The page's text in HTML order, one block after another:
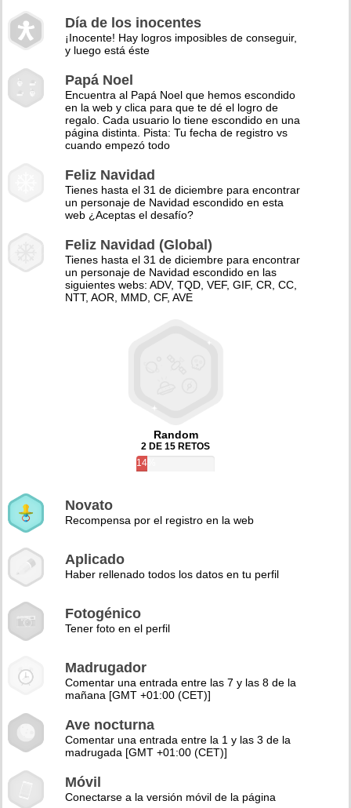
Día de los inocentes
¡Inocente! Hay logros imposibles de conseguir,
y luego está éste
Papá Noel
Encuentra al Papá Noel que hemos escondido
en la web y clica para que te dé el logro de
regalo. Cada usuario lo tiene escondido en una
página distinta. Pista: Tu fecha de registro vs
cuando empezó todo
Feliz Navidad
Tienes hasta el 31 de diciembre para encontrar
un personaje de Navidad escondido en esta
web ¿Aceptas el desafío?
Feliz Navidad (Global)
Tienes hasta el 31 de diciembre para encontrar
un personaje de Navidad escondido en las
siguientes webs: ADV, TQD, VEF, GIF, CR, CC,
NTT, AOR, MMD, CF, AVE
Random
2 DE 15 RETOS
14%
Novato
Recompensa por el registro en la web
Aplicado
Haber rellenado todos los datos en tu perfil
Fotogénico
Tener foto en el perfil
Madrugador
Comentar una entrada entre las 7 y las 8 de la
mañana [GMT +01:00 (CET)]
Ave nocturna
Comentar una entrada entre la 1 y las 3 de la
madrugada [GMT +01:00 (CET)]
Móvil
Conectarse a la versión móvil de la página